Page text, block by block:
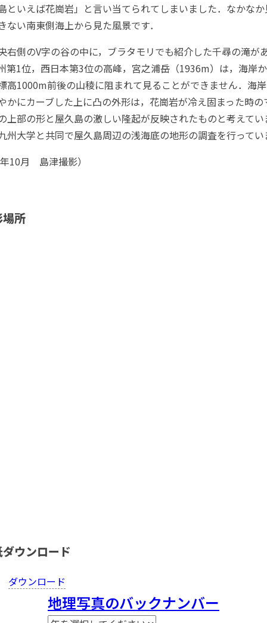
といえば花崗岩」と言い当てられてしまいました．なかな
ない南東側海上から見た風景です．
右側のV字の谷の中に，ブラタモリでも紹介した千尋の滝が
第1位，西日本第3位の高峰，宮之浦岳（1936m）は，海岸
高1000m前後の山稜に阻まれて見ることができません．海
かにカーブした上に凸の外形は，花崗岩が冷え固まった時の
上部の形と屋久島の激しい隆起が反映されたものと考えてい
州大学と共同で屋久島周辺の浅海底の地形の調査を行ってい
10月 島津撮影）
所
ウンロード
ダウンロード
地理写真のバックナンバー